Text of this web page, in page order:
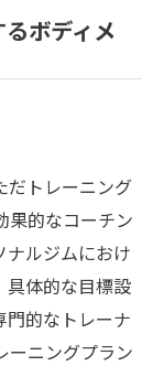
ボディメ
だトレーニング
果的なコーチン
ナルジムにおけ
具体的な目標設
門的なトレーナ
ーニングプラン